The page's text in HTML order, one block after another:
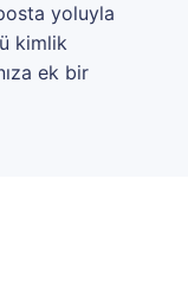
yoluyla
kimlik
ek bir